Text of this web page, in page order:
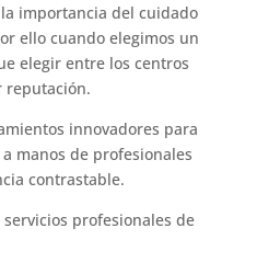
importancia del cuidado
ello cuando elegimos un
elegir entre los centros
reputación.
innovadores para
a manos de profesionales
contrastable.
profesionales de